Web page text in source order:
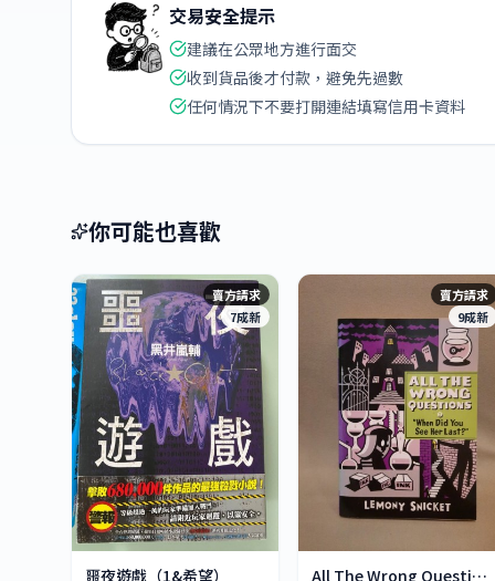
交易安全提示
建議在公眾地方進行面交
收到貨品後才付款，避免先過數
任何情況下不要打開連結填寫信用卡資料
你可能也喜歡
賣方請求
7成新
噩夜遊戲（1&希望）
賣方請求
9成新
All The Wrong Questions 2: "When Did You See Her L